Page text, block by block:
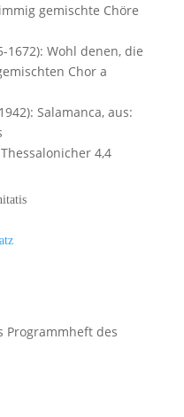
gemischte Chöre
1672): Wohl denen, die
Chor a
Salamanca, aus:
4,4
Programmheft des